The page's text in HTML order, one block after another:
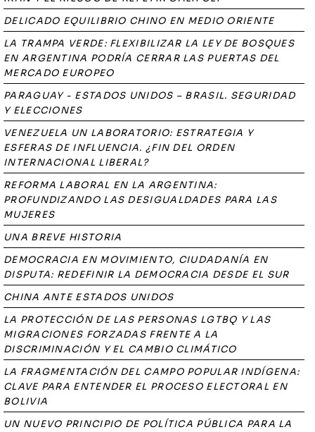
DELICADO EQUILIBRIO CHINO EN MEDIO ORIENTE
LA TRAMPA VERDE: FLEXIBILIZAR LA LEY DE BOSQUES
EN ARGENTINA PODRÍA CERRAR LAS PUERTAS DEL
MERCADO EUROPEO
PARAGUAY - ESTADOS UNIDOS – BRASIL. SEGURIDAD
Y ELECCIONES
VENEZUELA UN LABORATORIO: ESTRATEGIA Y
ESFERAS DE INFLUENCIA. ¿FIN DEL ORDEN
INTERNACIONAL LIBERAL?
REFORMA LABORAL EN LA ARGENTINA:
PROFUNDIZANDO LAS DESIGUALDADES PARA LAS
MUJERES
UNA BREVE HISTORIA
DEMOCRACIA EN MOVIMIENTO, CIUDADANÍA EN
DISPUTA: REDEFINIR LA DEMOCRACIA DESDE EL SUR
CHINA ANTE ESTADOS UNIDOS
LA PROTECCIÓN DE LAS PERSONAS LGTBQ Y LAS
MIGRACIONES FORZADAS FRENTE A LA
DISCRIMINACIÓN Y EL CAMBIO CLIMÁTICO
LA FRAGMENTACIÓN DEL CAMPO POPULAR INDÍGENA:
CLAVE PARA ENTENDER EL PROCESO ELECTORAL EN
BOLIVIA
UN NUEVO PRINCIPIO DE POLÍTICA PÚBLICA PARA LA